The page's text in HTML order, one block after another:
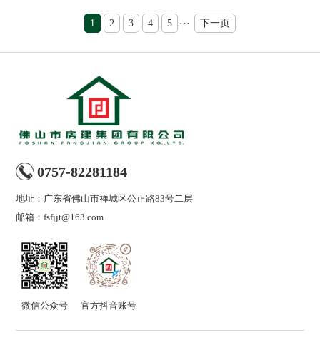
1 2 3 4 5 ··· 下一页
0757-82281184
地址：广东省佛山市禅城区公正路83号二层
邮箱：fsfjjt@163.com
微信公众号 官方抖音账号